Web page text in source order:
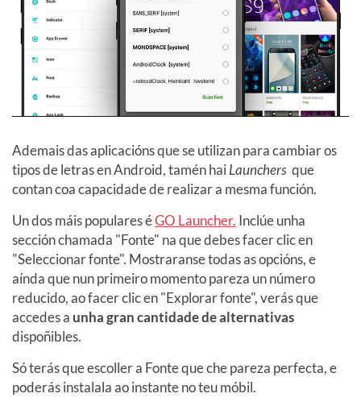
Ademais das aplicacións que se utilizan para cambiar os
tipos de letras en Android, tamén haiLaunchers que
contan coa capacidade de realizar a mesma función.
Un dos máis populares éGO Launcher. Inclúe unha
sección chamada "Fonte" na que debes facer clic en
"Seleccionar fonte". Mostraranse todas as opcións, e
aínda que nun primeiro momento pareza un número
reducido, ao facer clic en "Explorar fonte", verás que
accedes a unha gran cantidade de alternativas
dispoñibles.
Só terás que escoller a Fonte que che pareza perfecta, e
poderás instalala ao instante no teu móbil.